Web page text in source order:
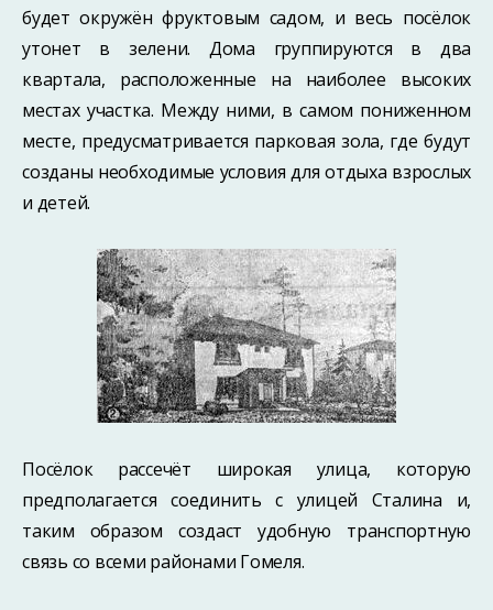
будет окружён фруктовым садом, и весь посёлок
утонет в зелени. Дома группируются в два
квартала, расположенные на наиболее высоких
местах участка. Между ними, в самом пониженном
месте, предусматривается парковая зола, где будут
созданы необходимые условия для отдыха взрослых
и детей.
Посёлок рассечёт широкая улица, которую
предполагается соединить с улицей Сталина и,
таким образом создаст удобную транспортную
связь со всеми районами Гомеля.